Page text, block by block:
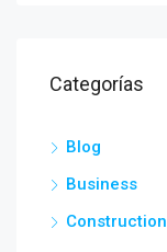
Categorías
Blog
Business
Construction